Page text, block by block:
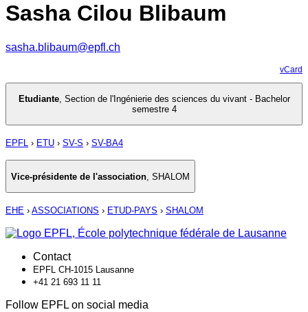
Sasha Cilou Blibaum
sasha.blibaum@epfl.ch
vCard
Etudiante, Section de l'Ingénierie des sciences du vivant - Bachelor
semestre 4
EPFL › ETU › SV-S › SV-BA4
Vice-présidente de l'association SHALOM
EHE › ASSOCIATIONS › ETUD-PAYS › SHALOM
Contact
EPFL CH-1015 Lausanne
+41 21 693 11 11
Follow EPFL on social media